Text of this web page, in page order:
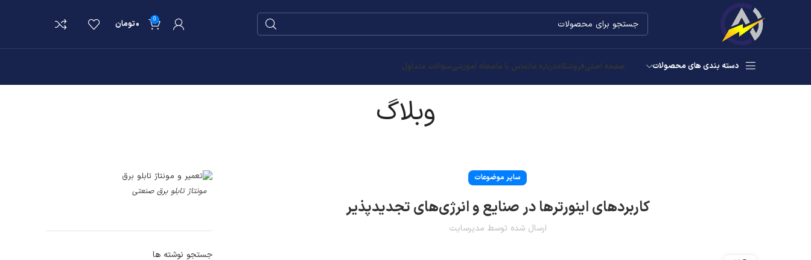
0 ۰تومان
دسته بندی های محصولات صفحه اصلیفروشگاهدرباره ماتماس با مامجله آموزشیسوالات متداول
وبلاگ
سایر موضوعات
کاربردهای اینورترها در صنایع و انرژی‌های تجدیدپذیر
ارسال شده توسط مدیرسایت
مونتاژ تابلو برق صنعتی
جستجو نوشته ها